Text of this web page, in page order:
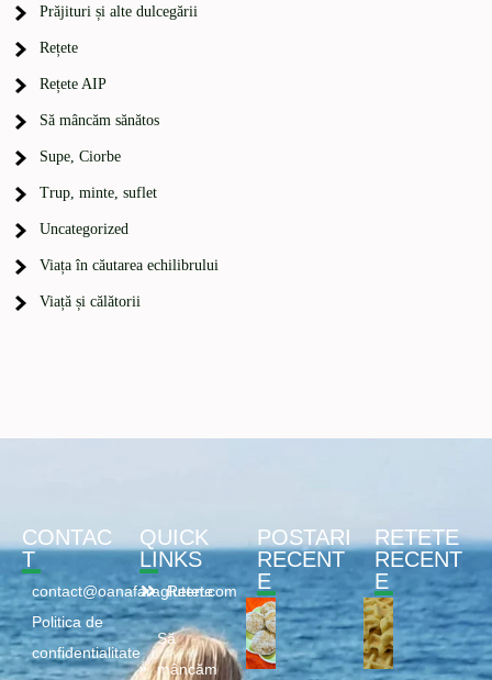
Prăjituri și alte dulcegării
Rețete
Rețete AIP
Să mâncăm sănătos
Supe, Ciorbe
Trup, minte, suflet
Uncategorized
Viața în căutarea echilibrului
Viață și călătorii
CONTAC
T
contact@oanafaragluten.com
Politica de
confidentialitate
QUICK
LINKS
Retete
Să
mâncăm
POSTARI
RECENT
E
RETETE
RECENT
E